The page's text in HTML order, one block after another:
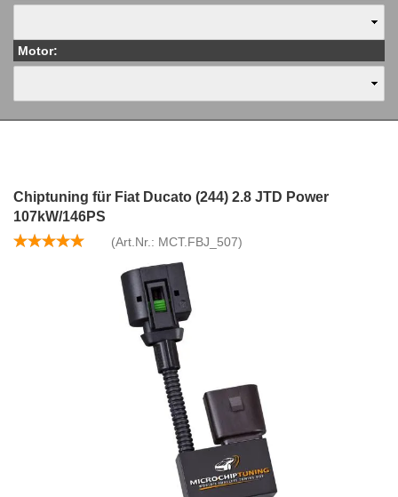
Motor:
Chiptuning für Fiat Ducato (244) 2.8 JTD Power
107kW/146PS
(Art.Nr.: MCT.FBJ_507)